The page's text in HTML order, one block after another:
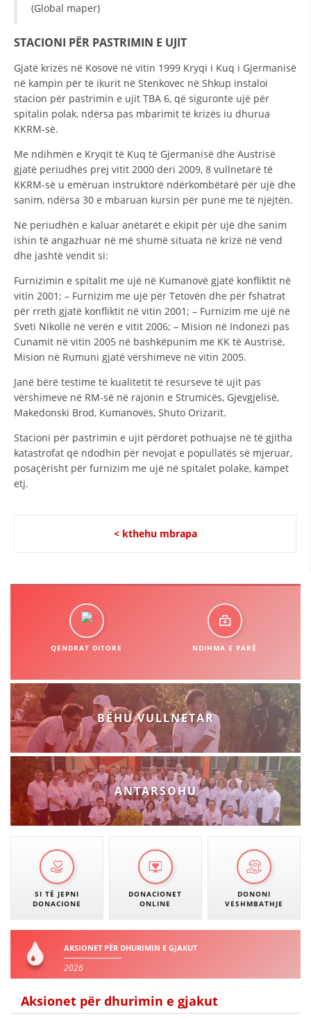
(Global maper)
STACIONI PËR PASTRIMIN E UJIT
Gjatë krizës në Kosovë në vitin 1999 Kryqi i Kuq i Gjermanisë
në kampin për të ikurit në Stenkovec në Shkup instaloi
stacion për pastrimin e ujit TBA 6, që siguronte ujë për
spitalin polak, ndërsa pas mbarimit të krizës iu dhurua
KKRM-së.
Me ndihmën e Kryqit të Kuq të Gjermanisë dhe Austrisë
gjatë periudhës prej vitit 2000 deri 2009, 8 vullnetarë të
KKRM-së u emëruan instruktorë ndërkombëtarë për ujë dhe
sanim, ndërsa 30 e mbaruan kursin për punë me të njëjtën.
Në periudhën e kaluar anëtarët e ekipit për ujë dhe sanim
ishin të angazhuar në më shumë situata në krizë në vend
dhe jashtë vendit si:
Furnizimin e spitalit me ujë në Kumanovë gjatë konfliktit në
vitin 2001; – Furnizim me ujë për Tetovën dhe për fshatrat
për rreth gjatë konfliktit në vitin 2001; – Furnizim me ujë në
Sveti Nikollë në verën e vitit 2006; – Mision në Indonezi pas
Cunamit në vitin 2005 në bashkëpunim me KK të Austrisë,
Mision në Rumuni gjatë vërshimeve në vitin 2005.
Janë bërë testime të kualitetit të resurseve të ujit pas
vërshimeve në RM-së në rajonin e Strumicës, Gjevgjelisë,
Makedonski Brod, Kumanovës, Shuto Orizarit.
Stacioni për pastrimin e ujit përdoret pothuajse në të gjitha
katastrofat që ndodhin për nevojat e popullatës së mjeruar,
posaçërisht për furnizim me ujë në spitalet polake, kampet
etj.
< kthehu mbrapa
QENDRAT DITORE NDIHMA E PARË
BËHU VULLNETAR
ANTARSOHU
SI TË JEPNI
DONACIONE
DONACIONET
ONLINE
DONONI
VESHMBATHJE
AKSIONET PËR DHURIMIN E GJAKUT
2026
Aksionet për dhurimin e gjakut